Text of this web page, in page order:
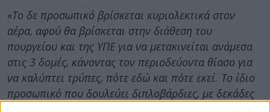
«Το δε προσωπικό βρίσκεται κυριολεκτικά στον
αέρα, αφού θα βρίσκεται στην διάθεση του
πουργείου και της ΥΠΕ για να μετακινείται ανάμεσα
στις 3 δομές, κάνοντας τον περιοδεύοντα θίασο για
να καλύπτει τρύπες, πότε εδώ και πότε εκεί. Το ίδιο
προσωπικό που δουλεύει διπλοβάρδιες, με δεκάδες